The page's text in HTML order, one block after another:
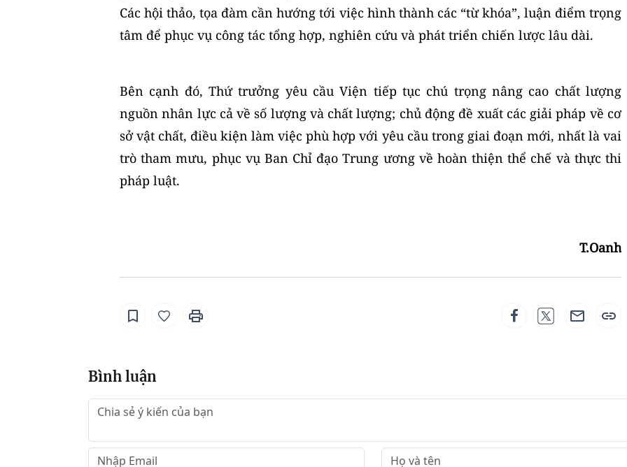
Các hội thảo, tọa đàm cần hướng tới việc hình thành các “từ khóa”, luận điểm trọng
tâm để phục vụ công tác tổng hợp, nghiên cứu và phát triển chiến lược lâu dài.
Bên cạnh đó, Thứ trưởng yêu cầu Viện tiếp tục chú trọng nâng cao chất lượng
nguồn nhân lực cả về số lượng và chất lượng; chủ động đề xuất các giải pháp về cơ
sở vật chất, điều kiện làm việc phù hợp với yêu cầu trong giai đoạn mới, nhất là vai
trò tham mưu, phục vụ Ban Chỉ đạo Trung ương về hoàn thiện thể chế và thực thi
pháp luật.
T.Oanh
Bình luận